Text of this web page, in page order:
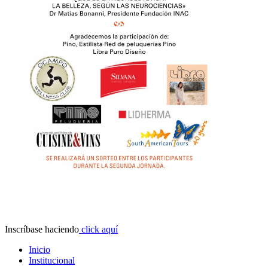
Inscríbase haciendo click aquí
Inicio
Institucional